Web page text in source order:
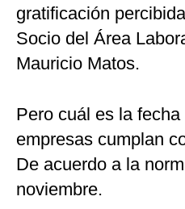
gratificación
Socio del Área
Mauricio Matos.
Pero cuál es la
empresas cumplan
De acuerdo a la
noviembre.